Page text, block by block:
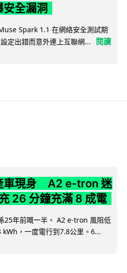
全漏洞
Spark 1.1 在網絡安全測試期
定出錯而意外連上互聯網...
閱讀
車現身 A2 e-tron 迷
26 分鐘充滿 8 成電
25年前嘅一半。 A2 e-tron 風阻低
，一度電行到7.8公里。6...